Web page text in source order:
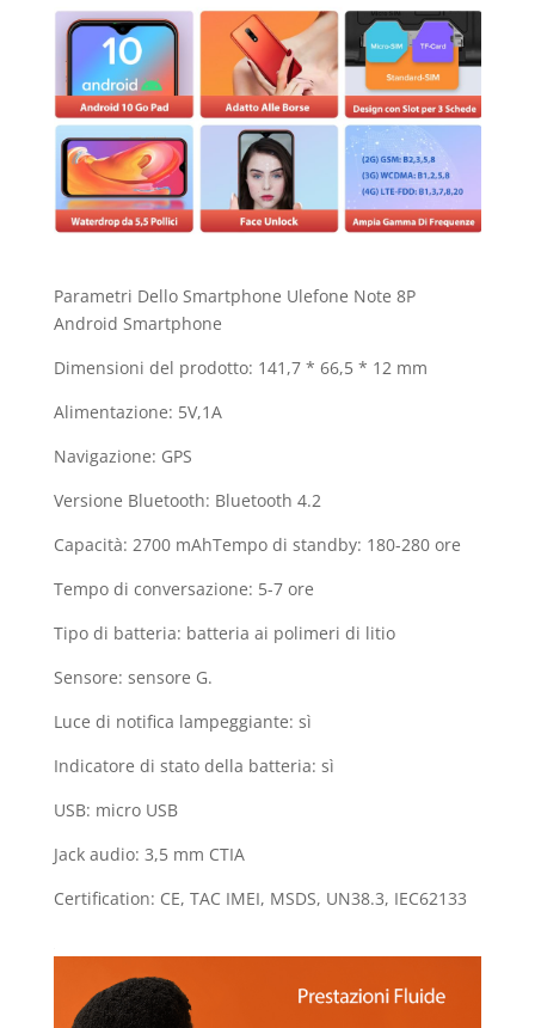
Parametri Dello Smartphone Ulefone Note 8P
Android Smartphone
Dimensioni del prodotto: 141,7 * 66,5 * 12 mm
Alimentazione: 5V,1A
Navigazione: GPS
Versione Bluetooth: Bluetooth 4.2
Capacità: 2700 mAhTempo di standby: 180-280 ore
Tempo di conversazione: 5-7 ore
Tipo di batteria: batteria ai polimeri di litio
Sensore: sensore G.
Luce di notifica lampeggiante: sì
Indicatore di stato della batteria: sì
USB: micro USB
Jack audio: 3,5 mm CTIA
Certification: CE, TAC IMEI, MSDS, UN38.3, IEC62133